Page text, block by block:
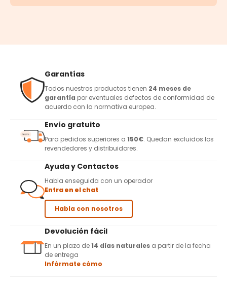
Garantías
Todos nuestros productos tienen 24 meses de
garantía por eventuales defectos de conformidad de
acuerdo con la normativa europea.
Envío gratuito
Para pedidos superiores a 150€. Quedan excluidos los
revendedores y distribuidores.
Ayuda y Contactos
Habla enseguida con un operador
Entra en el chat
Habla con nosotros
Devolución fácil
En un plazo de14 días naturales a partir de la fecha
de entrega
Infórmate cómo